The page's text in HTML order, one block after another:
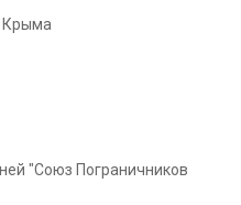
Крыма
"Союз Пограничников